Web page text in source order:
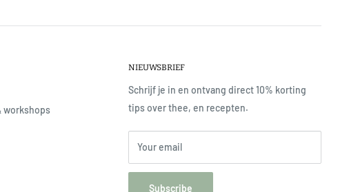
workshops
NIEUWSBRIEF
Schrijf je in en ontvang direct 10% korting
tips over thee, en recepten.
Your email
Subscribe